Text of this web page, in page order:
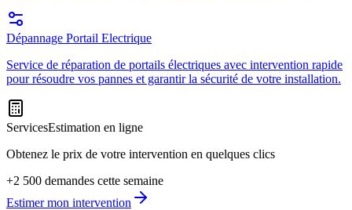
Dépannage Portail Electrique
Service de réparation de portails électriques avec intervention rapide
pour résoudre vos pannes et garantir la sécurité de votre installation.
ServicesEstimation en ligne
Obtenez le prix de votre intervention en quelques clics
+2 500 demandes cette semaine
Estimer mon intervention